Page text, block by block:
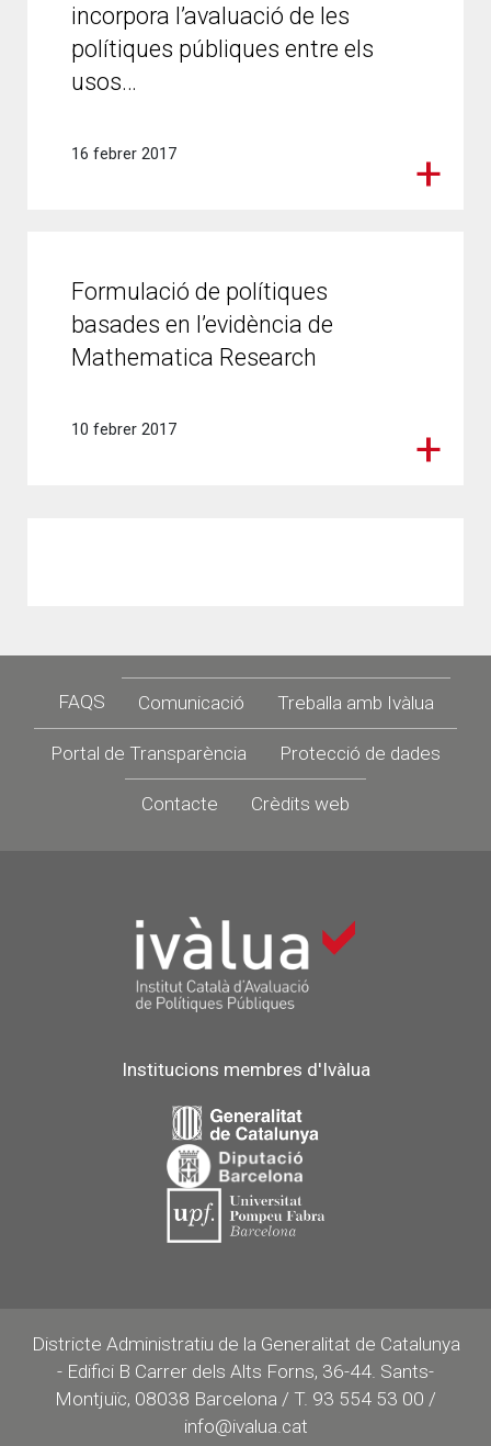
incorpora l’avaluació de les
polítiques públiques entre els
usos…
16 febrer 2017
Formulació de polítiques
basades en l’evidència de
Mathematica Research
10 febrer 2017
Footer
FAQS Comunicació Treballa amb Ivàlua
Portal de Transparència Protecció de dades
Contacte Crèdits web
Institucions membres d'Ivàlua
Districte Administratiu de la Generalitat de Catalunya
- Edifici B Carrer dels Alts Forns, 36-44. Sants-
Montjuïc, 08038 Barcelona / T. 93 554 53 00 /
info@ivalua.cat